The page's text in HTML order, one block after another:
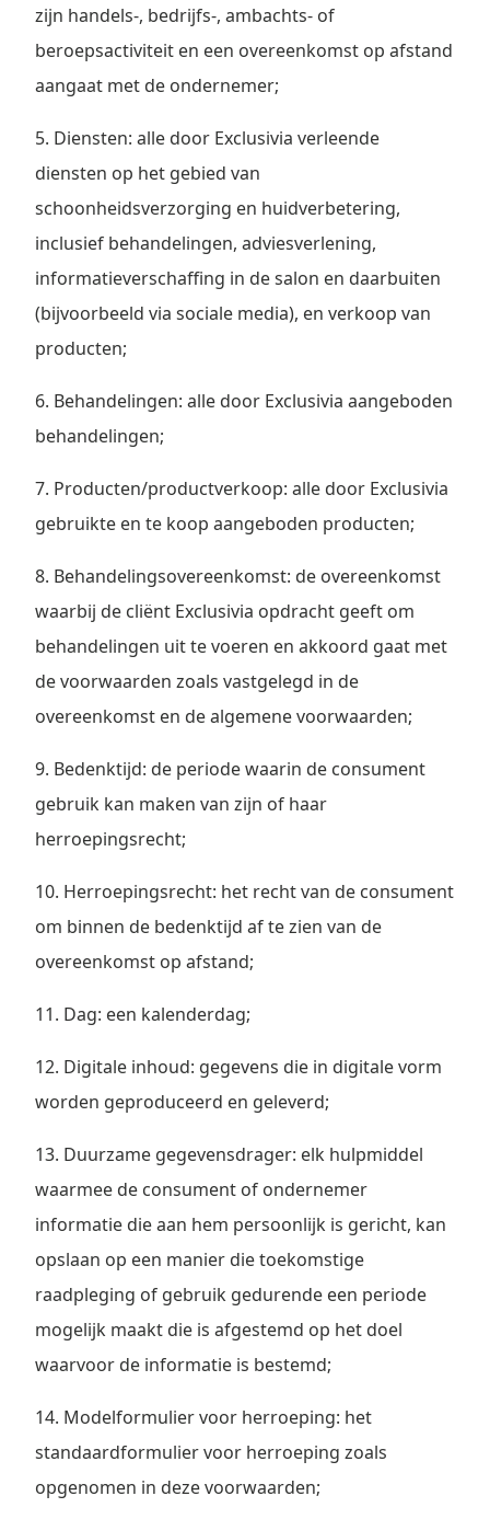
zijn handels-, bedrijfs-, ambachts- of
beroepsactiviteit en een overeenkomst op afstand
aangaat met de ondernemer;
5. Diensten: alle door Exclusivia verleende
diensten op het gebied van
schoonheidsverzorging en huidverbetering,
inclusief behandelingen, adviesverlening,
informatieverschaffing in de salon en daarbuiten
(bijvoorbeeld via sociale media), en verkoop van
producten;
6. Behandelingen: alle door Exclusivia aangeboden
behandelingen;
7. Producten/productverkoop: alle door Exclusivia
gebruikte en te koop aangeboden producten;
8. Behandelingsovereenkomst: de overeenkomst
waarbij de cliënt Exclusivia opdracht geeft om
behandelingen uit te voeren en akkoord gaat met
de voorwaarden zoals vastgelegd in de
overeenkomst en de algemene voorwaarden;
9. Bedenktijd: de periode waarin de consument
gebruik kan maken van zijn of haar
herroepingsrecht;
10. Herroepingsrecht: het recht van de consument
om binnen de bedenktijd af te zien van de
overeenkomst op afstand;
11. Dag: een kalenderdag;
12. Digitale inhoud: gegevens die in digitale vorm
worden geproduceerd en geleverd;
13. Duurzame gegevensdrager: elk hulpmiddel
waarmee de consument of ondernemer
informatie die aan hem persoonlijk is gericht, kan
opslaan op een manier die toekomstige
raadpleging of gebruik gedurende een periode
mogelijk maakt die is afgestemd op het doel
waarvoor de informatie is bestemd;
14. Modelformulier voor herroeping: het
standaardformulier voor herroeping zoals
opgenomen in deze voorwaarden;